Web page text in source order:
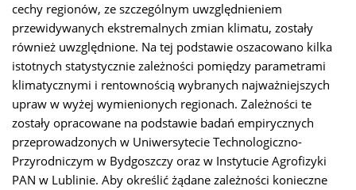
cechy regionów, ze szczególnym uwzględnieniem
przewidywanych ekstremalnych zmian klimatu, zostały
również uwzględnione. Na tej podstawie oszacowano kilka
istotnych statystycznie zależności pomiędzy parametrami
klimatycznymi i rentownością wybranych najważniejszych
upraw w wyżej wymienionych regionach. Zależności te
zostały opracowane na podstawie badań empirycznych
przeprowadzonych w Uniwersytecie Technologiczno-
Przyrodniczym w Bydgoszczy oraz w Instytucie Agrofizyki
PAN w Lublinie. Aby określić żądane zależności konieczne